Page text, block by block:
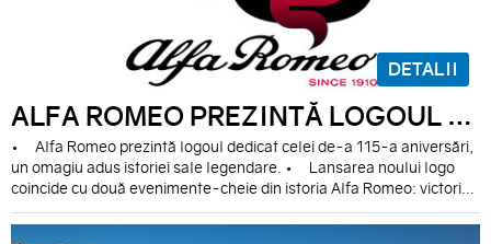
DETALII
ALFA ROMEO PREZINTĂ LOGOUL DEDICAT CU CARE SĂRBĂTOREȘTE 115 ANI DE ISTORIE
• Alfa Romeo prezintă logoul dedicat celei de-a 115-a aniversări,
un omagiu adus istoriei sale legendare. • Lansarea noului logo
coincide cu două evenimente-cheie din istoria Alfa Romeo: victoria
istorică de la Mille Miglia din 1930 cu Tazio Nuvolari și debutul
Quadrifoglio la Targa Florio din 1923.